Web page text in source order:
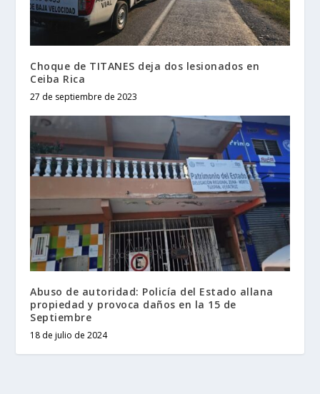
Choque de TITANES deja dos lesionados en
Ceiba Rica
27 de septiembre de 2023
Abuso de autoridad: Policía del Estado allana
propiedad y provoca daños en la 15 de
Septiembre
18 de julio de 2024